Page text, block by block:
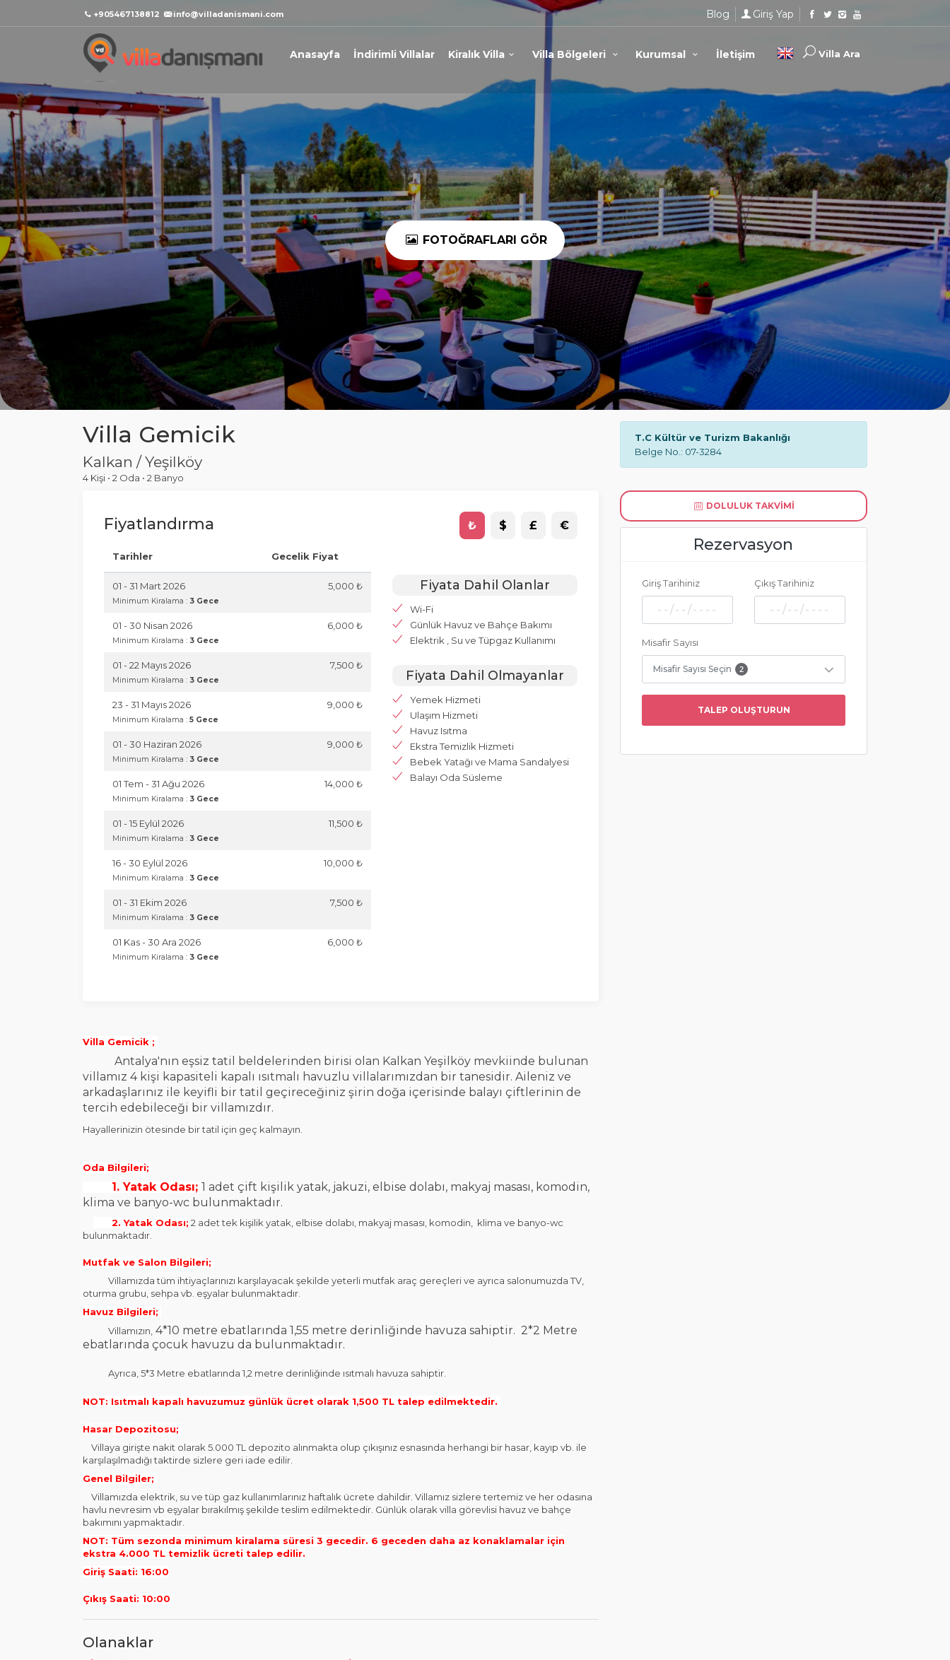
+905467138812 info@villadanismani.com Blog Giriş Yap
Anasayfa İndirimli Villalar Kiralık Villa Villa Bölgeleri Kurumsal İletişim Villa Ara
FOTOĞRAFLARI GÖR
Villa Gemicik
Kalkan / Yeşilköy
4 Kişi • 2 Oda • 2 Banyo
T.C Kültür ve Turizm Bakanlığı
Belge No.: 07-3284
Fiyatlandırma ₺ $ £ €
Tarihler Gecelik Fiyat
01 - 31 Mart 2026
Minimum Kiralama : 3 Gece
5,000 ₺
01 - 30 Nisan 2026
Minimum Kiralama : 3 Gece
6,000 ₺
01 - 22 Mayıs 2026
Minimum Kiralama : 3 Gece
7,500 ₺
23 - 31 Mayıs 2026
Minimum Kiralama : 5 Gece
9,000 ₺
01 - 30 Haziran 2026
Minimum Kiralama : 3 Gece
9,000 ₺
01 Tem - 31 Ağu 2026
Minimum Kiralama : 3 Gece
14,000 ₺
01 - 15 Eylül 2026
Minimum Kiralama : 3 Gece
11,500 ₺
16 - 30 Eylül 2026
Minimum Kiralama : 3 Gece
10,000 ₺
01 - 31 Ekim 2026
Minimum Kiralama : 3 Gece
7,500 ₺
01 Kas - 30 Ara 2026
Minimum Kiralama : 3 Gece
6,000 ₺
Fiyata Dahil Olanlar
Wi-Fi
Günlük Havuz ve Bahçe Bakımı
Elektrik , Su ve Tüpgaz Kullanımı
Fiyata Dahil Olmayanlar
Yemek Hizmeti
Ulaşım Hizmeti
Havuz Isıtma
Ekstra Temizlik Hizmeti
Bebek Yatağı ve Mama Sandalyesi
Balayı Oda Süsleme
Villa Gemicik ;
Antalya'nın eşsiz tatil beldelerinden birisi olan Kalkan Yeşilköy mevkiinde bulunan
villamız 4 kişi kapasiteli kapalı ısıtmalı havuzlu villalarımızdan bir tanesidir. Aileniz ve
arkadaşlarınız ile keyifli bir tatil geçireceğiniz şirin doğa içerisinde balayı çiftlerinin de
tercih edebileceği bir villamızdır.
Hayallerinizin ötesinde bir tatil için geç kalmayın.
Oda Bilgileri;
1. Yatak Odası; 1 adet çift kişilik yatak, jakuzi, elbise dolabı, makyaj masası, komodin,
klima ve banyo-wc bulunmaktadır.
2. Yatak Odası; 2 adet tek kişilik yatak, elbise dolabı, makyaj masası, komodin, klima ve banyo-wc
bulunmaktadır.
Mutfak ve Salon Bilgileri;
Villamızda tüm ihtiyaçlarınızı karşılayacak şekilde yeterli mutfak araç gereçleri ve ayrıca salonumuzda TV,
oturma grubu, sehpa vb. eşyalar bulunmaktadır.
Havuz Bilgileri;
Villamızın, 4*10 metre ebatlarında 1,55 metre derinliğinde havuza sahiptir. 2*2 Metre
ebatlarında çocuk havuzu da bulunmaktadır.
Ayrıca, 5*3 Metre ebatlarında 1,2 metre derinliğinde ısıtmalı havuza sahiptir.
NOT: Isıtmalı kapalı havuzumuz günlük ücret olarak 1,500 TL talep edilmektedir.
Hasar Depozitosu;
Villaya girişte nakit olarak 5.000 TL depozito alınmakta olup çıkışınız esnasında herhangi bir hasar, kayıp vb. ile
karşılaşılmadığı taktirde sizlere geri iade edilir.
Genel Bilgiler;
Villamızda elektrik, su ve tüp gaz kullanımlarınız haftalık ücrete dahildir. Villamız sizlere tertemiz ve her odasına
havlu nevresim vb eşyalar bırakılmış şekilde teslim edilmektedir. Günlük olarak villa görevlisi havuz ve bahçe
bakımını yapmaktadır.
NOT: Tüm sezonda minimum kiralama süresi 3 gecedir. 6 geceden daha az konaklamalar için
ekstra 4.000 TL temizlik ücreti talep edilir.
Giriş Saati: 16:00
Çıkış Saati: 10:00
Olanaklar
DOLULUK TAKVIMI
Rezervasyon
Giriş Tarihiniz Çıkış Tarihiniz
Misafir Sayısı
Misafir Sayısı Seçin 2
TALEP OLUŞTURUN